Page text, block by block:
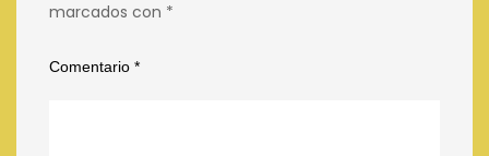
marcados con *
Comentario *